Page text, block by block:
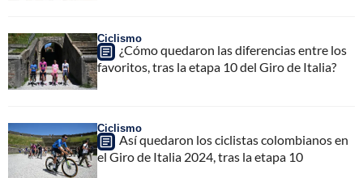
Ciclismo
¿Cómo quedaron las diferencias entre los
favoritos, tras la etapa 10 del Giro de Italia?
Ciclismo
Así quedaron los ciclistas colombianos en
el Giro de Italia 2024, tras la etapa 10